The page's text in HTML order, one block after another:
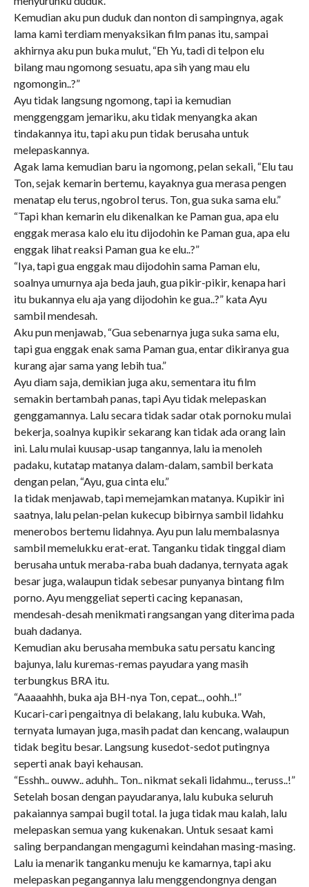
Kemudian aku pun duduk dan nonton di sampingnya, agak
lama kami terdiam menyaksikan film panas itu, sampai
akhirnya aku pun buka mulut, “Eh Yu, tadi di telpon elu
bilang mau ngomong sesuatu, apa sih yang mau elu
ngomongin..?”
Ayu tidak langsung ngomong, tapi ia kemudian
menggenggam jemariku, aku tidak menyangka akan
tindakannya itu, tapi aku pun tidak berusaha untuk
melepaskannya.
Agak lama kemudian baru ia ngomong, pelan sekali, “Elu tau
Ton, sejak kemarin bertemu, kayaknya gua merasa pengen
menatap elu terus, ngobrol terus. Ton, gua suka sama elu.”
“Tapi khan kemarin elu dikenalkan ke Paman gua, apa elu
enggak merasa kalo elu itu dijodohin ke Paman gua, apa elu
enggak lihat reaksi Paman gua ke elu..?”
“Iya, tapi gua enggak mau dijodohin sama Paman elu,
soalnya umurnya aja beda jauh, gua pikir-pikir, kenapa hari
itu bukannya elu aja yang dijodohin ke gua..?” kata Ayu
sambil mendesah.
Aku pun menjawab, “Gua sebenarnya juga suka sama elu,
tapi gua enggak enak sama Paman gua, entar dikiranya gua
kurang ajar sama yang lebih tua.”
Ayu diam saja, demikian juga aku, sementara itu film
semakin bertambah panas, tapi Ayu tidak melepaskan
genggamannya. Lalu secara tidak sadar otak pornoku mulai
bekerja, soalnya kupikir sekarang kan tidak ada orang lain
ini. Lalu mulai kuusap-usap tangannya, lalu ia menoleh
padaku, kutatap matanya dalam-dalam, sambil berkata
dengan pelan, “Ayu, gua cinta elu.”
Ia tidak menjawab, tapi memejamkan matanya. Kupikir ini
saatnya, lalu pelan-pelan kukecup bibirnya sambil lidahku
menerobos bertemu lidahnya. Ayu pun lalu membalasnya
sambil memelukku erat-erat. Tanganku tidak tinggal diam
berusaha untuk meraba-raba buah dadanya, ternyata agak
besar juga, walaupun tidak sebesar punyanya bintang film
porno. Ayu menggeliat seperti cacing kepanasan,
mendesah-desah menikmati rangsangan yang diterima pada
buah dadanya.
Kemudian aku berusaha membuka satu persatu kancing
bajunya, lalu kuremas-remas payudara yang masih
terbungkus BRA itu.
“Aaaaahhh, buka aja BH-nya Ton, cepat.., oohh..!”
Kucari-cari pengaitnya di belakang, lalu kubuka. Wah,
ternyata lumayan juga, masih padat dan kencang, walaupun
tidak begitu besar. Langsung kusedot-sedot putingnya
seperti anak bayi kehausan.
“Esshh.. ouww.. aduhh.. Ton.. nikmat sekali lidahmu.., teruss..!”
Setelah bosan dengan payudaranya, lalu kubuka seluruh
pakaiannya sampai bugil total. Ia juga tidak mau kalah, lalu
melepaskan semua yang kukenakan. Untuk sesaat kami
saling berpandangan mengagumi keindahan masing-masing.
Lalu ia menarik tanganku menuju ke kamarnya, tapi aku
melepaskan pegangannya lalu menggendongnya dengan